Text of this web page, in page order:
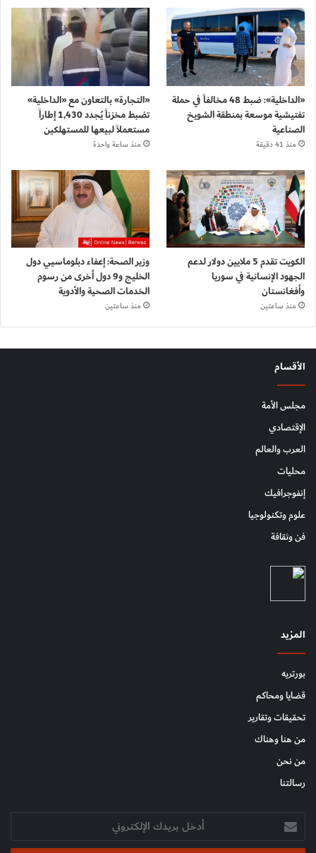
«الداخلية»: ضبط 48 مخالفاً في حملة
تفتيشية موسعة بمنطقة الشويخ
الصناعية
منذ 41 دقيقة
«التجارة» بالتعاون مع «الداخلية»
تضبط مخزناً يُجدد 1,430 إطاراً
مستعملاً لبيعها للمستهلكين
منذ ساعة واحدة
الكويت تقدم 5 ملايين دولار لدعم
الجهود الإنسانية في سوريا
وأفغانستان
منذ ساعتين
وزير الصحة: إعفاء دبلوماسيي دول
الخليج و9 دول أخرى من رسوم
الخدمات الصحية والأدوية
منذ ساعتين
الأقسام
مجلس الأمة
الإقتصادي
العرب والعالم
محليات
إنفوجرافيك
علوم وتكنولوجيا
فن وثقافة
المزيد
بورتريه
قضايا ومحاكم
تحقيقات وتقارير
من هنا وهناك
من نحن
رسالتنا
أدخل
بريدك
الإلكتروني